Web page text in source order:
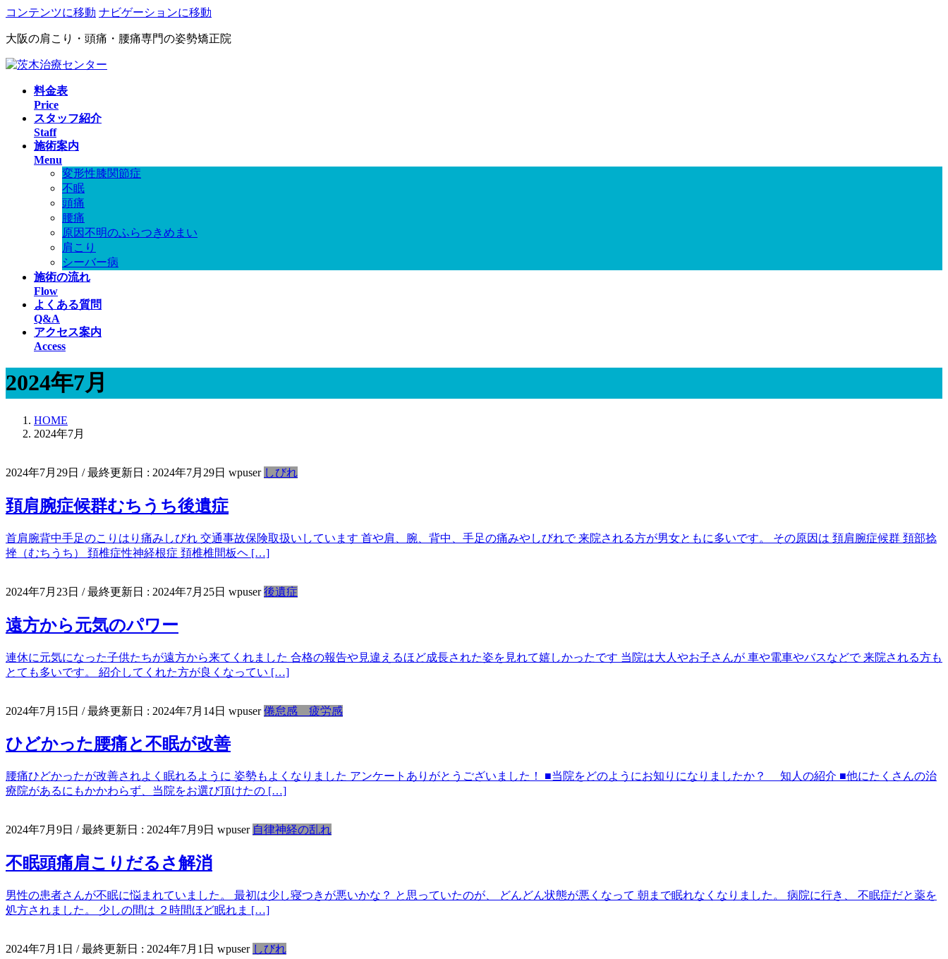
コンテンツに移動 ナビゲーションに移動
大阪の肩こり・頭痛・腰痛専門の姿勢矯正院
料金表
Price
スタッフ紹介
Staff
施術案内
Menu
変形性膝関節症
不眠
頭痛
腰痛
原因不明のふらつきめまい
肩こり
シーバー病
施術の流れ
Flow
よくある質問
Q&A
アクセス案内
Access
2024年7月
HOME
2024年7月
2024年7月29日 / 最終更新日 : 2024年7月29日 wpuser しびれ
頚肩腕症候群むちうち後遺症
首肩腕背中手足のこりはり痛みしびれ 交通事故保険取扱いしています 首や肩、腕、背中、手足の痛みやしびれで 来院される方が男女ともに多いです。 その原因は 頚肩腕症候群 頚部捻
挫（むちうち） 頚椎症性神経根症 頚椎椎間板ヘ […]
2024年7月23日 / 最終更新日 : 2024年7月25日 wpuser 後遺症
遠方から元気のパワー
連休に元気になった子供たちが遠方から来てくれました 合格の報告や見違えるほど成長された姿を見れて嬉しかったです 当院は大人やお子さんが 車や電車やバスなどで 来院される方も
とても多いです。 紹介してくれた方が良くなってい […]
2024年7月15日 / 最終更新日 : 2024年7月14日 wpuser 倦怠感 疲労感
ひどかった腰痛と不眠が改善
腰痛ひどかったが改善されよく眠れるように 姿勢もよくなりました アンケートありがとうございました！ ■当院をどのようにお知りになりましたか？ 知人の紹介 ■他にたくさんの治
療院があるにもかかわらず、当院をお選び頂けたの […]
2024年7月9日 / 最終更新日 : 2024年7月9日 wpuser 自律神経の乱れ
不眠頭痛肩こりだるさ解消
男性の患者さんが不眠に悩まれていました。 最初は少し寝つきが悪いかな？ と思っていたのが、 どんどん状態が悪くなって 朝まで眠れなくなりました。 病院に行き、 不眠症だと薬を
処方されました。 少しの間は ２時間ほど眠れま […]
2024年7月1日 / 最終更新日 : 2024年7月1日 wpuser しびれ